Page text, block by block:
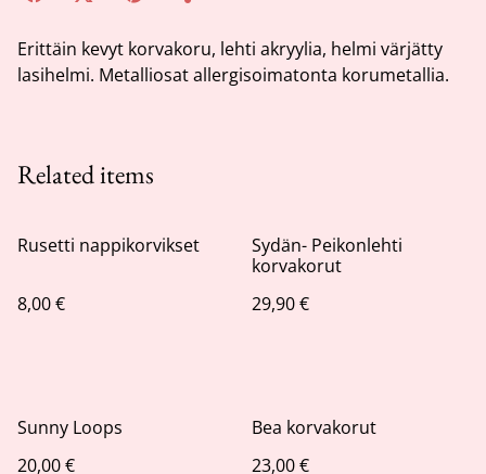
Erittäin kevyt korvakoru, lehti akryylia, helmi värjätty
lasihelmi. Metalliosat allergisoimatonta korumetallia.
Related items
Rusetti nappikorvikset
8,00 €
Sydän- Peikonlehti
korvakorut
29,90 €
Sunny Loops
20,00 €
Bea korvakorut
23,00 €